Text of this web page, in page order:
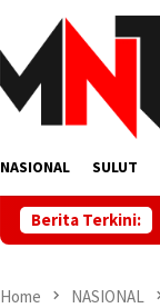
NASIONAL SULUT
Berita Terkini:
Home NASIONAL